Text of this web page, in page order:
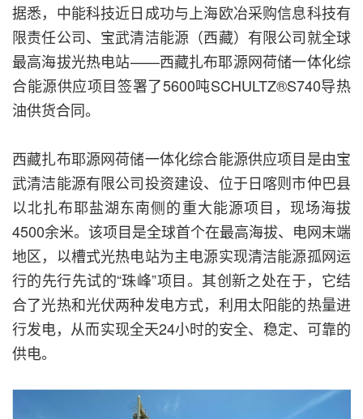
据悉，中能科技近日成功与上海欧冶采购信息科技有
限责任公司、宝武清洁能源（西藏）有限公司就全球
最高海拔光热电站——西藏扎布耶源网荷储一体化综
合能源供应项目签署了5600吨SCHULTZ®S740导热
油供货合同。
西藏扎布耶源网荷储一体化综合能源供应项目是由宝
武清洁能源有限公司投资建设、位于日喀则市仲巴县
以北扎布耶盐湖东南侧的重大能源项目，现场海拔
4500余米。该项目是全球首个在最高海拔、电网末端
地区，以槽式光热电站为主电源实现清洁能源孤网运
行的先行先试的“珠峰”项目。其创新之处在于，它结
合了光热和光伏两种发电方式，利用太阳能的热量进
行发电，从而实现全天24小时的安全、稳定、可靠的
供电。